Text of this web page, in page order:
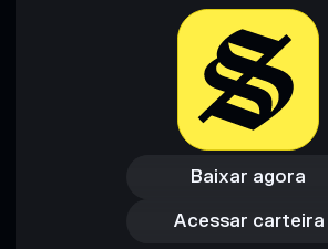
Baixar agora
Baixar agora
Acessar carteira
Acessar carteira